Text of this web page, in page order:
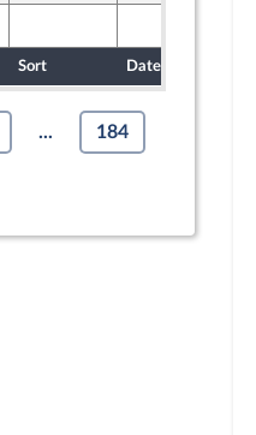
Sort Date d'examen
... 184